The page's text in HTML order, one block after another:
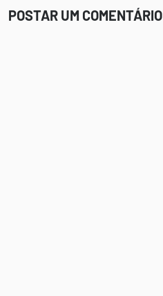
POSTAR UM COMENTÁRIO